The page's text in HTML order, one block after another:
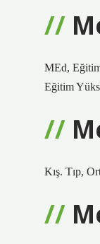
MEd,
Eğitim
Kış. Tıp,